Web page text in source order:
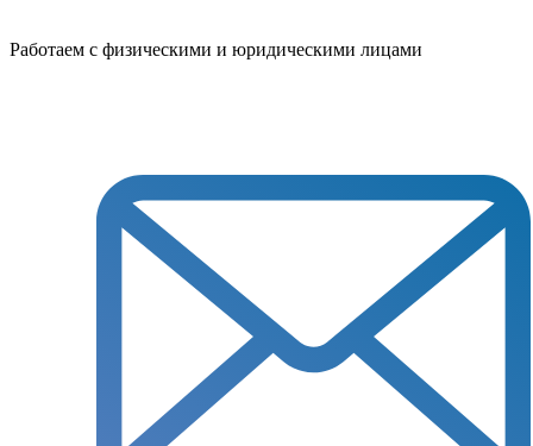
Работаем с физическими и юридическими лицами